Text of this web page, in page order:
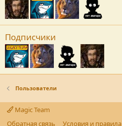
Подписчики
Пользователи
Magic Team
Обратная связь
Условия и правила